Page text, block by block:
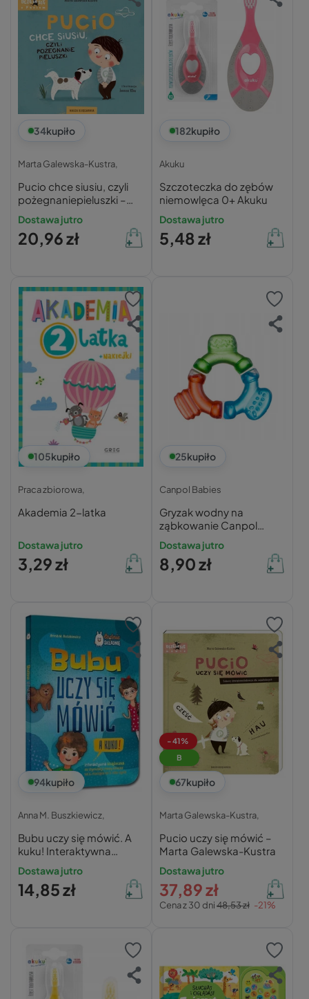
34kupiło
Marta Galewska-Kustra,
Pucio chce siusiu, czyli
pożegnaniepieluszki –
Marta Galewska-Kustra
Dostawa jutro
20,96 zł
182kupiło
Akuku
Szczoteczka do zębów
niemowlęca 0+ Akuku
Dostawa jutro
5,48 zł
105kupiło
Praca zbiorowa,
Akademia 2-latka
Dostawa jutro
3,29 zł
25kupiło
Canpol Babies
Gryzak wodny na
ząbkowanie Canpol
Babies BPA Free
Dostawa jutro
8,90 zł
94kupiło
Anna M. Buszkiewicz,
Bubu uczy się mówić. A
kuku! Interaktywna
książeczka do stymulacji
mowy dziecka od 6.
miesiąca do 3. roku życia
Dostawa jutro
14,85 zł
-41%
B
67kupiło
Marta Galewska-Kustra,
Pucio uczy się mówić –
Marta Galewska-Kustra
Dostawa jutro
Cena z 30 dni48,53 zł -21%
37,89 zł